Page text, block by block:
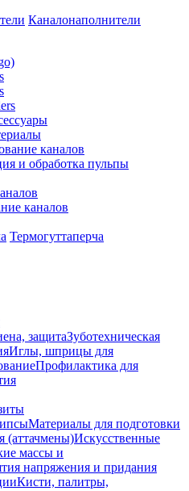
Каналонаполнители
каналов
и обработка пульпы
каналов
Термогуттаперча
защитаЗуботехническая
Иглы, шприцы для
Профилактика для
Материалы для подготовки
(аттачмены)Искусственные
массы и
напряжения и придания
Кисти, палитры,